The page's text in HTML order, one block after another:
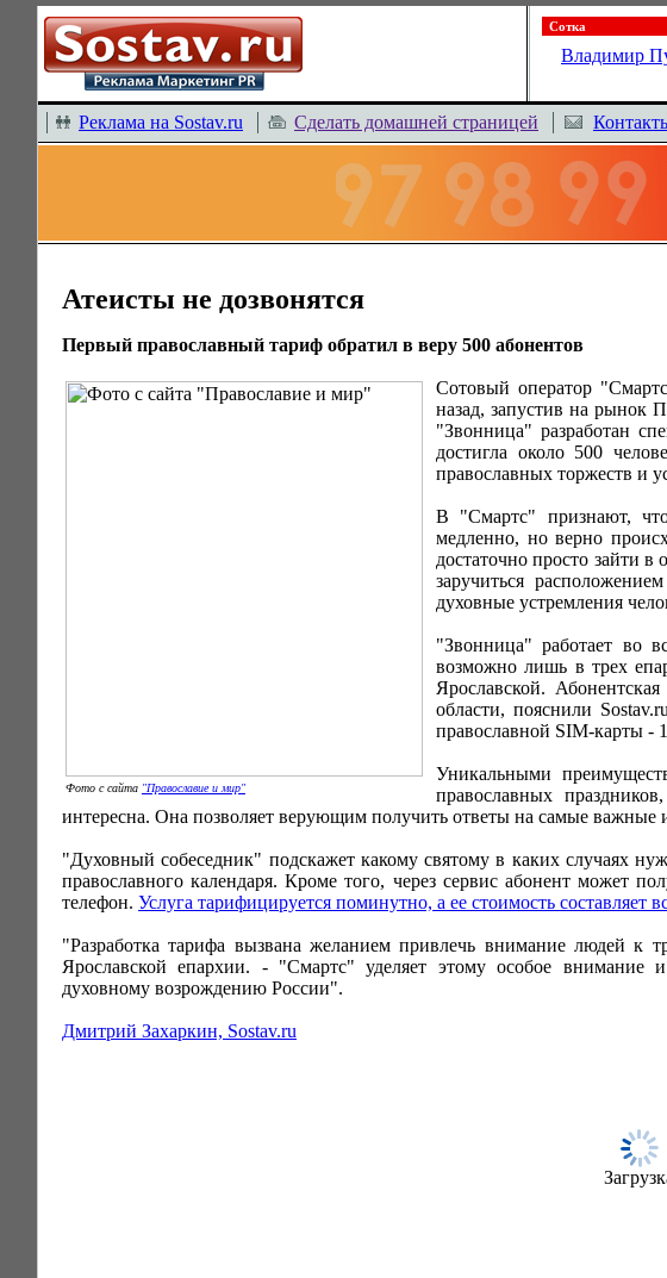
Сотка
Владимир
Реклама на Sostav.ru Сделать домашней страницей
Атеисты не дозвонятся
Первый православный тариф обратил в веру 500 абонентов
Фото с сайта "Православие и мир"
Сотовый оператор
назад, запустив на рынок
"Звонница" разработан
достигла около 500
православных торжеств и
В "Смартс" признают,
медленно, но верно
достаточно просто зайти в
заручиться
духовные устремления
"Звонница" работает во
возможно лишь в трех
Ярославской.
области, пояснили
православной SIM-карты -
Уникальными
православных
интересна. Она позволяет верующим получить ответы на самые важные
"Духовный собеседник" подскажет какому святому в каких случаях
православного календаря. Кроме того, через сервис абонент может
телефон. Услуга тарифицируется поминутно, а ее стоимость составляет
"Разработка тарифа вызвана желанием привлечь внимание людей к
Ярославской епархии. - "Смартс" уделяет этому особое внимание
духовному возрождению России".
Дмитрий Захаркин, Sostav.ru